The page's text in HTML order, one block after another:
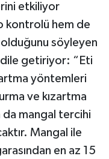
etkiliyor
kontrolü hem de
olduğunu söyleyen
dile getiriyor: “Eti
yöntemleri
ve kızartma
da mangal tercihi
Mangal ile
en az 15